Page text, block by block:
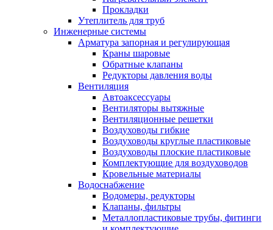
Прокладки
Утеплитель для труб
Инженерные системы
Арматура запорная и регулирующая
Краны шаровые
Обратные клапаны
Редукторы давления воды
Вентиляция
Автоаксессуары
Вентиляторы вытяжные
Вентиляционные решетки
Воздуховоды гибкие
Воздуховоды круглые пластиковые
Воздуховоды плоские пластиковые
Комплектующие для воздуховодов
Кровельные материалы
Водоснабжение
Водомеры, редукторы
Клапаны, фильтры
Металлопластиковые трубы, фитинги